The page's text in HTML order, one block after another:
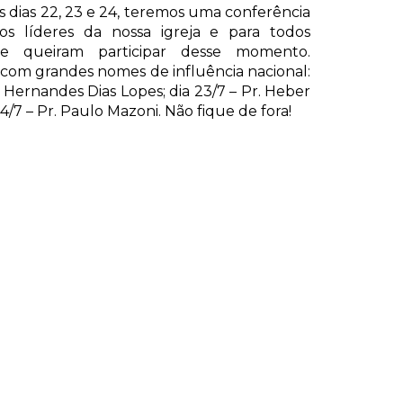
dias 22, 23 e 24, teremos uma conferência
líderes da nossa igreja e para todos
queiram participar desse momento.
grandes nomes de influência nacional:
Dias Lopes; dia 23/7 – Pr. Heber
7 – Pr. Paulo Mazoni. Não fique de fora!